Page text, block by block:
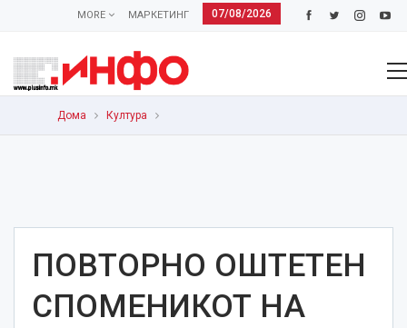
07/08/2026
МАРКЕТИНГ
MORE
Дома Култура
ПОВТОРНО ОШТЕТЕН
СПОМЕНИКОТ НА